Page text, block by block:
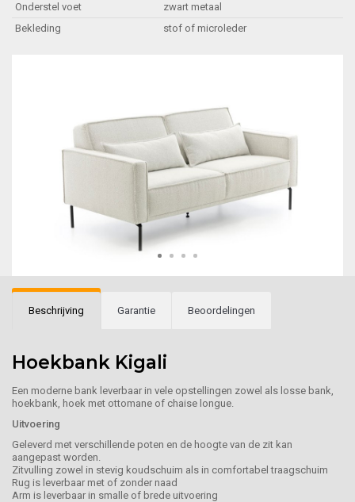
Onderstel voet
zwart metaal
Bekleding
stof of microleder
Beschrijving Garantie Beoordelingen
Hoekbank Kigali
Een moderne bank leverbaar in vele opstellingen zowel als losse bank,
hoekbank, hoek met ottomane of chaise longue.
Uitvoering
Geleverd met verschillende poten en de hoogte van de zit kan
aangepast worden.
Zitvulling zowel in stevig koudschuim als in comfortabel traagschuim
Rug is leverbaar met of zonder naad
Arm is leverbaar in smalle of brede uitvoering